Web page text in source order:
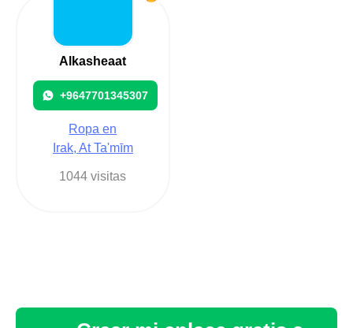
Alkasheaat
+9647701345307
Ropa en
Irak, At Ta'mīm
1044 visitas